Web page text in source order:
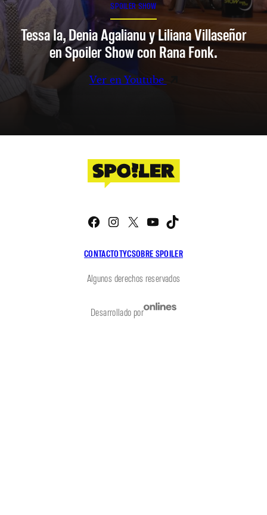
SPOILER SHOW
Tessa Ia, Denia Agalianu y Liliana Villaseñor
en Spoiler Show con Rana Fonk.
Ver en Youtube
CONTACTOTYCSOBRE SPOILER
Facebook
Instagram
X YouTube
Algunos derechos reservados
Desarrollado por